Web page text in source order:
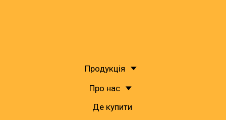
Продукція
Про нас
Де купити